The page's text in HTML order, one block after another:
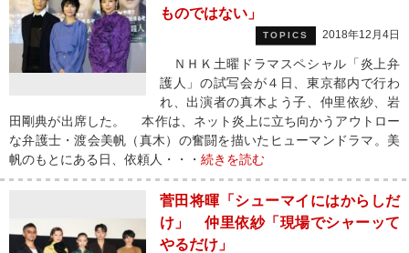
ものではない」
TOPICS 2018年12月4日
ＮＨＫ土曜ドラマスペシャル「炎上弁
護人」の試写会が４日、東京都内で行わ
れ、出演者の真木よう子、仲里依紗、岩
田剛典が出席した。 本作は、ネット炎上に立ち向かうアウトロー
な弁護士・渡会美帆（真木）の奮闘を描いたヒューマンドラマ。美
帆のもとにある日、依頼人・・・ 続きを読む
菅田将暉「シューマイにはからしだ
け」 仲里依紗「現場でシャーッて
やるだけ」